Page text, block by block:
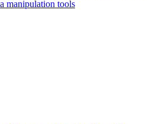
manipulation tools